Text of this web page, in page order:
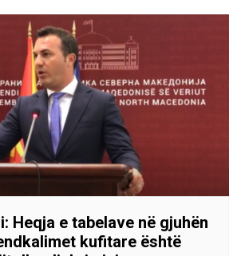
Heqja e tabelave në gjuhën
kufitare është